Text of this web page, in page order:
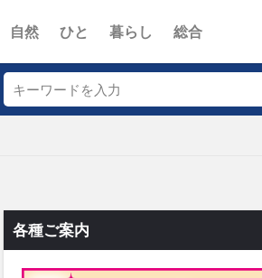
自然 ひと 暮らし 総合
各種ご案内